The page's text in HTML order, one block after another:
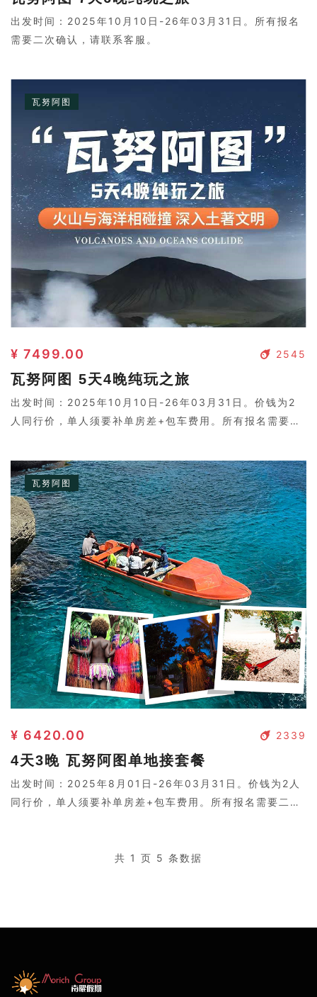
出发时间：2025年10月10日-26年03月31日。所有报名
需要二次确认，请联系客服。
瓦努阿图
2545
¥ 7499.00
瓦努阿图 5天4晚纯玩之旅
出发时间：2025年10月10日-26年03月31日。价钱为2
人同行价，单人须要补单房差+包车费用。所有报名需要二
瓦努阿图
2339
¥ 6420.00
4天3晚 瓦努阿图单地接套餐
出发时间：2025年8月01日-26年03月31日。价钱为2人
同行价，单人须要补单房差+包车费用。所有报名需要二次
共 1 页 5 条数据